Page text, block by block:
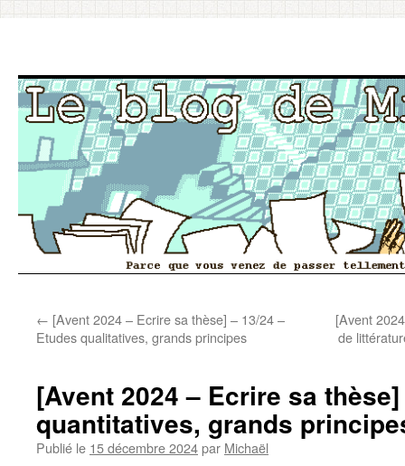
au← [Avent 2024 – Ecrire sa thèse] – 13/24 –
Etudes qualitatives, grands principes
[Avent
de
[Avent 2024 – Ecrire sa
quantitatives, grands
Publié le 15 décembre 2024par Michaël